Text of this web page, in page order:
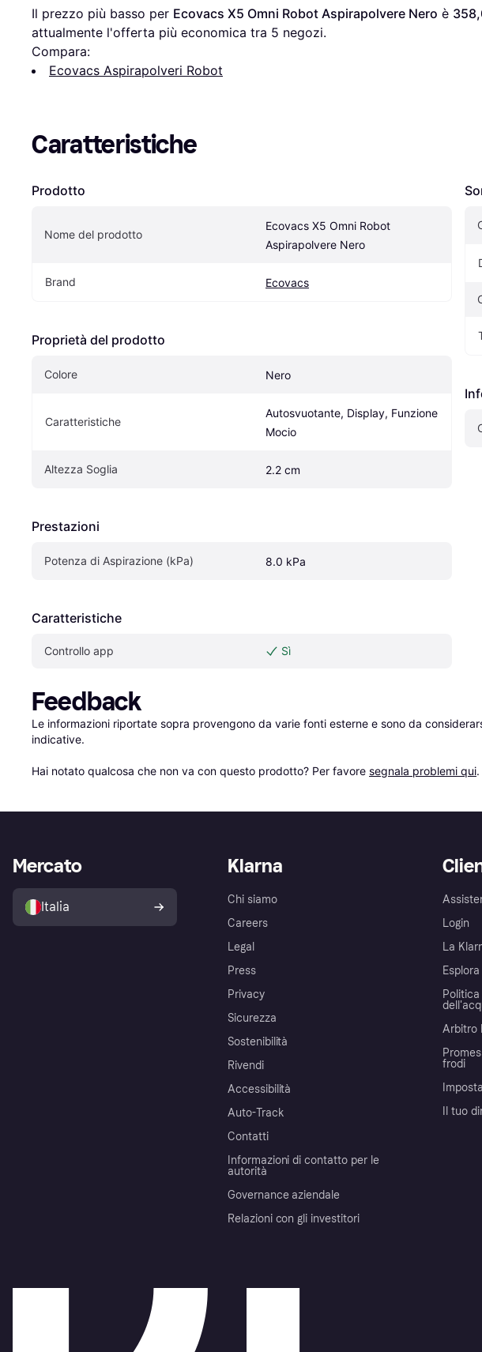
Il prezzo più basso per Ecovacs X5 Omni Robot Aspirapolvere Nero è
attualmente l'offerta più economica tra 5 negozi.
Compara:
Ecovacs Aspirapolveri Robot
Caratteristiche
Prodotto
Nome del prodotto
Ecovacs X5 Omni Robot
Aspirapolvere Nero
Brand Ecovacs
Proprietà del prodotto
Colore Nero
Caratteristiche
Autosvuotante, Display, Funzione
Mocio
Altezza Soglia 2.2 cm
Prestazioni
Potenza di Aspirazione (kPa) 8.0 kPa
Caratteristiche
Controllo app Sì
Feedback
Le informazioni riportate sopra provengono da varie fonti esterne e sono da
indicative.
Hai notato qualcosa che non va con questo prodotto? Per favore segnala problemi qui.
Klarna
Chi siamo
Careers
Legal
Press
Privacy
Sicurezza
Sostenibilità
Rivendi
Accessibilità
Auto-Track
Contatti
Informazioni di contatto per le
autorità
Governance aziendale
Relazioni con gli investitori
Login
La
Arbitro
frodi
Il tuo
Mercato
Italia